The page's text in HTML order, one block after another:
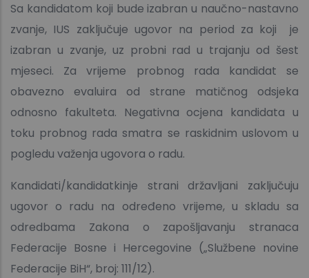
Sa kandidatom koji bude izabran u naučno-nastavno
zvanje, IUS zaključuje ugovor na period za koji je
izabran u zvanje, uz probni rad u trajanju od šest
mjeseci. Za vrijeme probnog rada kandidat se
obavezno evaluira od strane matičnog odsjeka
odnosno fakulteta. Negativna ocjena kandidata u
toku probnog rada smatra se raskidnim uslovom u
pogledu važenja ugovora o radu.
Kandidati/kandidatkinje strani državljani zaključuju
ugovor o radu na određeno vrijeme, u skladu sa
odredbama Zakona o zapošljavanju stranaca
Federacije Bosne i Hercegovine („Službene novine
Federacije BiH“, broj: 111/12).